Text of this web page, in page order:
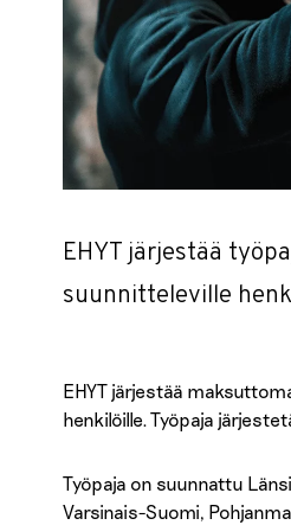
EHYT järjestää
suunnitteleville
EHYT järjestää
henkilöille. Työpaja
Työpaja on suunnattu
Varsinais-Suomi,